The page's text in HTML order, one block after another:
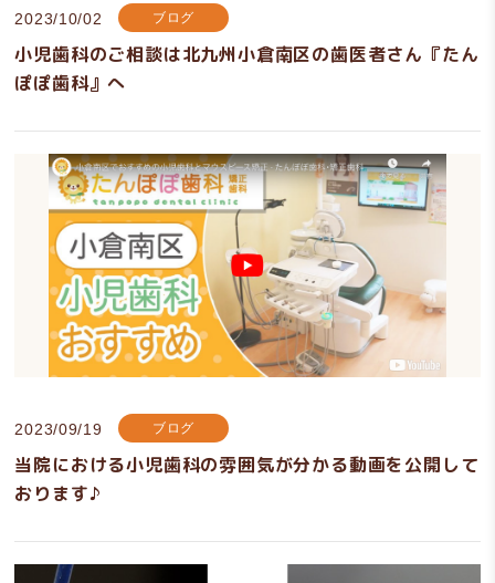
2023/10/02 ブログ
小児歯科のご相談は北九州小倉南区の歯医者さん『たん
ぽぽ歯科』へ
2023/09/19 ブログ
当院における小児歯科の雰囲気が分かる動画を公開して
おります♪